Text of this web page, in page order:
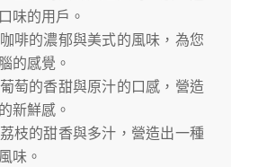
味的用戶。
咖啡的濃郁與美式的風味，為您
的感覺。
葡萄的香甜與原汁的口感，營造
新鮮感。
荔枝的甜香與多汁，營造出一種
味。